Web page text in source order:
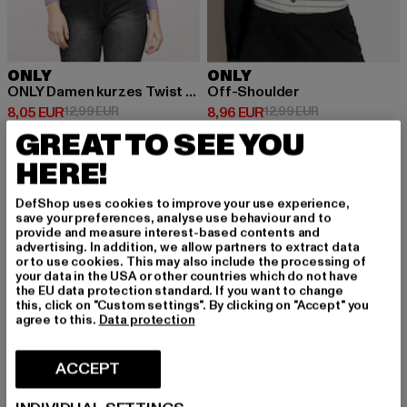
ONLY
ONLY Damen kurzes Twist Top
8,05 EUR
Prix courant: 8,05 EUR
12,99 EURPrix en promotion: 12,99 EUR
ONLY
Off-Shoulder
8,96 EUR
Prix courant: 8,96 EUR
12,99 EURPrix en
-48%
GREAT TO SEE YOU
HERE!
DefShop uses cookies to improve your use experience,
save your preferences, analyse use behaviour and to
provide and measure interest-based contents and
advertising. In addition, we allow partners to extract data
or to use cookies. This may also include the processing of
your data in the USA or other countries which do not have
the EU data protection standard. If you want to change
this, click on "Custom settings". By clicking on "Accept" you
agree to this. Data protection
ACCEPT